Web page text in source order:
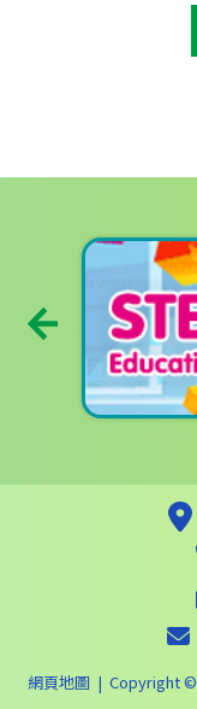
網頁地圖 | Copyright ©